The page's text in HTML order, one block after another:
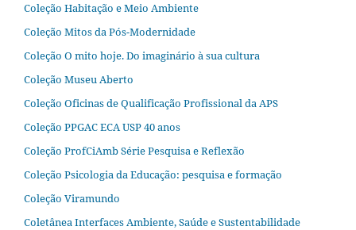
Coleção Habitação e Meio Ambiente
Coleção Mitos da Pós-Modernidade
Coleção O mito hoje. Do imaginário à sua cultura
Coleção Museu Aberto
Coleção Oficinas de Qualificação Profissional da APS
Coleção PPGAC ECA USP 40 anos
Coleção ProfCiAmb Série Pesquisa e Reflexão
Coleção Psicologia da Educação: pesquisa e formação
Coleção Viramundo
Coletânea Interfaces Ambiente, Saúde e Sustentabilidade